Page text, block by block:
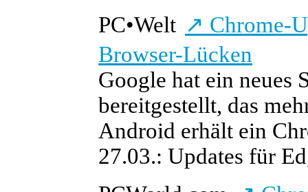
PC•Welt ↗ Chrome-
Browser-Lücken
Google hat ein neues
bereitgestellt, das
Android erhält ein
27.03.: Updates für